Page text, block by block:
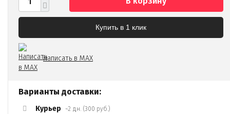
Купить в 1 клик
Написать в MAX
Варианты доставки:
Курьер ~2 дн. (300 руб.)